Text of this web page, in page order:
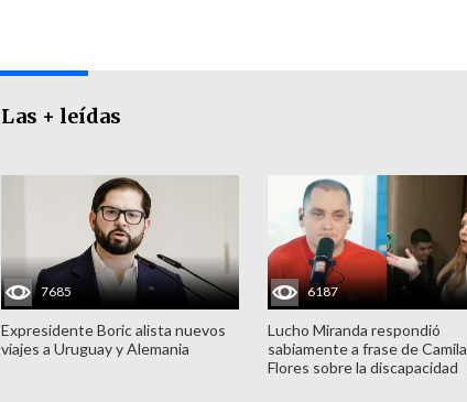
Las + leídas
7685
Expresidente Boric alista nuevos
viajes a Uruguay y Alemania
6187
Lucho Miranda respondió
sabiamente a frase de Camila
Flores sobre la discapacidad